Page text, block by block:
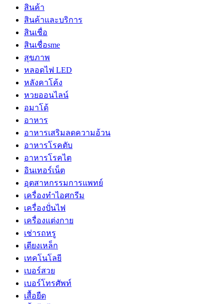
สินค้า
สินค้าและบริการ
สินเชื่อ
สินเชื่อsme
สุขภาพ
หลอดไฟ LED
หลังคาโค้ง
หวยออนไลน์
อมาโด้
อาหาร
อาหารเสริมลดความอ้วน
อาหารโรคตับ
อาหารโรคไต
อินเทอร์เน็ต
อุตสาหกรรมการแพทย์
เครื่องทำไอศกรีม
เครื่องปั่นไฟ
เครื่องแต่งกาย
เช่ารถหรู
เตียงเหล็ก
เทคโนโลยี
เบอร์สวย
เบอร์โทรศัพท์
เสื้อยืด